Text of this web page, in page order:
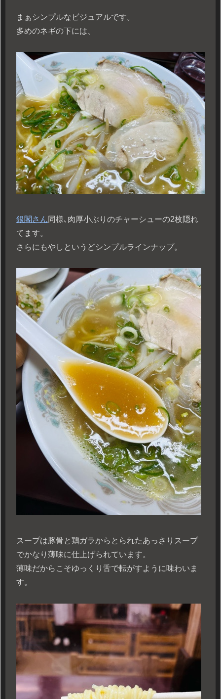
まぁシンプルなビジュアルです。
多めのネギの下には、
銀閣さん同様､肉厚小ぶりのチャーシューの2枚隠れ
てます。
さらにもやしというどシンプルラインナップ。
スープは豚骨と鶏ガラからとられたあっさりスープ
でかなり薄味に仕上げられています。
薄味だからこそゆっくり舌で転がすように味わいま
す。